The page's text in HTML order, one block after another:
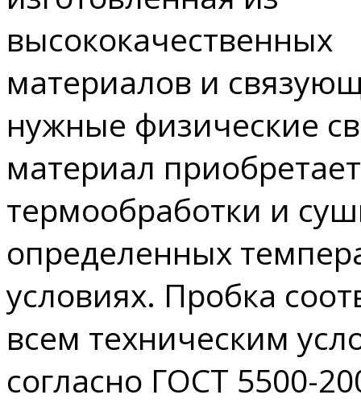
высококачественных
материалов и
нужные физические
материал
термообработки и
определенных
условиях. Пробка
всем техническим
согласно ГОСТ 5500-